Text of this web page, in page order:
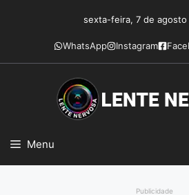
conteúdo
sexta-feira, 7 de
WhatsApp Instagram
Menu
Publicidade